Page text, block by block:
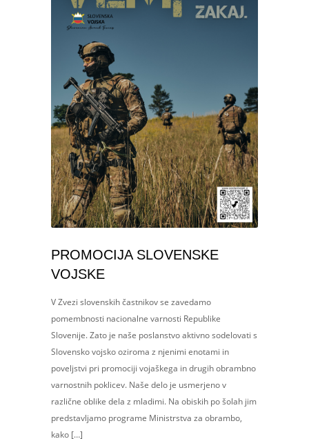
PROMOCIJA SLOVENSKE
VOJSKE
V Zvezi slovenskih častnikov se zavedamo
pomembnosti nacionalne varnosti Republike
Slovenije. Zato je naše poslanstvo aktivno sodelovati s
Slovensko vojsko oziroma z njenimi enotami in
poveljstvi pri promociji vojaškega in drugih obrambno
varnostnih poklicev. Naše delo je usmerjeno v
različne oblike dela z mladimi. Na obiskih po šolah jim
predstavljamo programe Ministrstva za obrambo,
kako […]